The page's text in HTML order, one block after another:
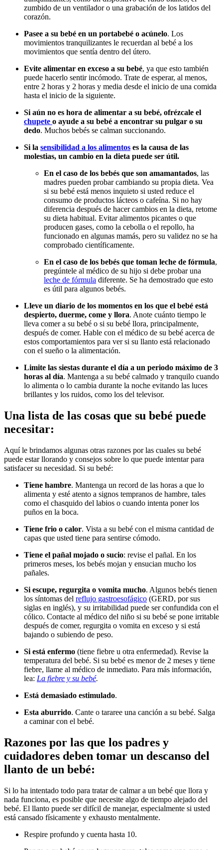
zumbido de un ventilador o una grabación de los latidos del
corazón.
Pasee a su bebé en un portabebé o acúnelo. Los
movimientos tranquilizantes le recuerdan al bebé a los
movimientos que sentía dentro del útero.
Evite alimentar en exceso a su bebé, ya que esto también
puede hacerlo sentir incómodo. Trate de esperar, al menos,
entre 2 horas y 2 horas y media desde el inicio de una comida
hasta el inicio de la siguiente.
Si aún no es hora de alimentar a su bebé, ofrézcale el
chupete o ayude a su bebé a encontrar su pulgar o su
dedo. Muchos bebés se calman succionando.
Si la sensibilidad a los alimentos es la causa de las
molestias, un cambio en la dieta puede ser útil.
En el caso de los bebés que son amamantados, las
madres pueden probar cambiando su propia dieta. Vea
si su bebé está menos inquieto si usted reduce el
consumo de productos lácteos o cafeína. Si no hay
diferencia después de hacer cambios en la dieta, retome
su dieta habitual. Evitar alimentos picantes o que
producen gases, como la cebolla o el repollo, ha
funcionado en algunas mamás, pero su validez no se ha
comprobado científicamente.
En el caso de los bebés que toman leche de fórmula,
pregúntele al médico de su hijo si debe probar una
leche de fórmula diferente. Se ha demostrado que esto
es útil para algunos bebés.
Lleve un diario de los momentos en los que el bebé está
despierto, duerme, come y llora. Anote cuánto tiempo le
lleva comer a su bebé o si su bebé llora, principalmente,
después de comer. Hable con el médico de su bebé acerca de
estos comportamientos para ver si su llanto está relacionado
con el sueño o la alimentación.
Limite las siestas durante el día a un periodo máximo de 3
horas al día. Mantenga a su bebé calmado y tranquilo cuando
lo alimenta o lo cambia durante la noche evitando las luces
brillantes y los ruidos, como los del televisor.
Una lista de las cosas que su bebé puede
necesitar:
Aquí le brindamos algunas otras razones por las cuales su bebé
puede estar llorando y consejos sobre lo que puede intentar para
satisfacer su necesidad. Si su bebé:
Tiene hambre. Mantenga un record de las horas a que lo
alimenta y esté atento a signos tempranos de hambre, tales
como el chasquido del labios o cuando intenta poner los
puños en la boca.
Tiene frio o calor. Vista a su bebé con el misma cantidad de
capas que usted tiene para sentirse cómodo.
Tiene el pañal mojado o sucio: revise el pañal. En los
primeros meses, los bebés mojan y ensucian mucho los
pañales.
Si escupe, regurgita o vomita mucho. Algunos bebés tienen
los síntomas del reflujo gastroesofágico (GERD, por sus
siglas en inglés), y su irritabilidad puede ser confundida con el
cólico. Contacte al médico del niño si su bebé se pone irritable
después de comer, regurgita o vomita en exceso y si está
bajando o subiendo de peso.
Si está enfermo (tiene fiebre u otra enfermedad). Revise la
temperatura del bebé. Si su bebé es menor de 2 meses y tiene
fiebre, llame al médico de inmediato. Para más información,
lea: La fiebre y su bebé.
Está demasiado estimulado.
Esta aburrido. Cante o tararee una canción a su bebé. Salga
a caminar con el bebé.
Razones por las que los padres y
cuidadores deben tomar un descanso del
llanto de un bebé:
Si lo ha intentado todo para tratar de calmar a un bebé que llora y
nada funciona, es posible que necesite algo de tiempo alejado del
bebé. El llanto puede ser difícil de manejar, especialmente si usted
está cansado físicamente y exhausto mentalmente.
Respire profundo y cuenta hasta 10.